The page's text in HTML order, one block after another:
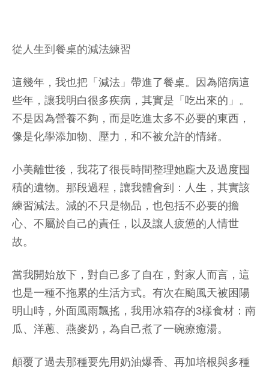
從人生到餐桌的減法練習
這幾年，我也把「減法」帶進了餐桌。因為陪病這
些年，讓我明白很多疾病，其實是「吃出來的」。
不是因為營養不夠，而是吃進太多不必要的東西，
像是化學添加物、壓力，和不被允許的情緒。
小美離世後，我花了很長時間整理她龐大及過度囤
積的遺物。那段過程，讓我體會到：人生，其實該
練習減法。減的不只是物品，也包括不必要的擔
心、不屬於自己的責任，以及讓人疲憊的人情世
故。
當我開始放下，對自己多了自在，對家人而言，這
也是一種不拖累的生活方式。有次在颱風天被困陽
明山時，外面風雨飄搖，我用冰箱存的3樣食材：南
瓜、洋蔥、燕麥奶，為自己煮了一碗療癒湯。
顛覆了過去那種要先用奶油爆香、再加培根與多種